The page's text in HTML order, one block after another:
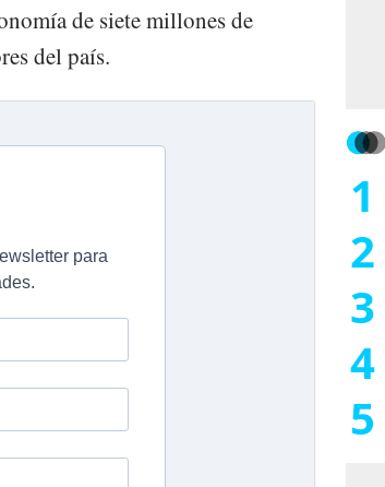
de siete millones de
del país.
1
2
3
4
5